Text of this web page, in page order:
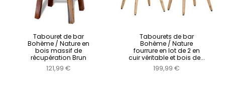
Tabouret de bar
Bohème / Nature en
bois massif de
récupération Brun
121,99 €
Tabourets de bar
Bohème / Nature
fourrure en lot de 2 en
cuir véritable et bois de...
199,99 €